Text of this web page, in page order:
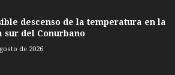
descenso de la temperatura en la
sur del Conurbano
de 2026